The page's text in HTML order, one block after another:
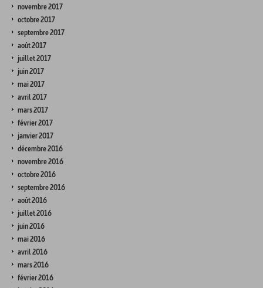
novembre 2017
octobre 2017
septembre 2017
août 2017
juillet 2017
juin 2017
mai 2017
avril 2017
mars 2017
février 2017
janvier 2017
décembre 2016
novembre 2016
octobre 2016
septembre 2016
août 2016
juillet 2016
juin 2016
mai 2016
avril 2016
mars 2016
février 2016